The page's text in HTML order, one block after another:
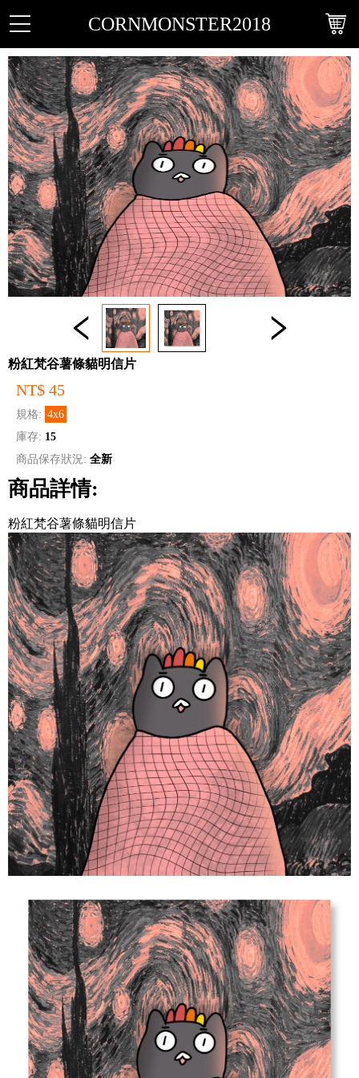
CORNMONSTER2018
粉紅梵谷薯條貓明信片
NT$ 45
規格: 4x6
庫存: 15
商品保存狀況: 全新
商品詳情:
粉紅梵谷薯條貓明信片